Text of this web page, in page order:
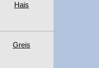
Hais
Greis